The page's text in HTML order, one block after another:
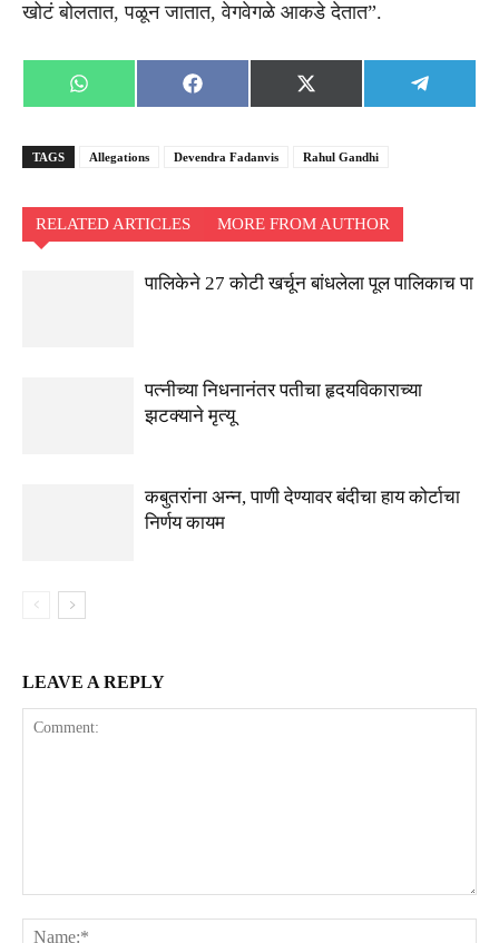
खोटं बोलतात, पळून जातात, वेगवेगळे आकडे देतात”.
Share
on
WhatsApp
Share
on
Facebook
Share
on
X
(Twitter)
Share
on
TAGS Allegations Devendra Fadanvis Rahul Gandhi
RELATED ARTICLES MORE FROM AUTHOR
पालिकेने 27 कोटी खर्चून बांधलेला पूल पालिकाच पा
पत्नीच्या निधनानंतर पतीचा हृदयविकाराच्या
झटक्याने मृत्यू
कबुतरांना अन्न, पाणी देण्यावर बंदीचा हाय कोर्टाचा
निर्णय कायम
LEAVE A REPLY